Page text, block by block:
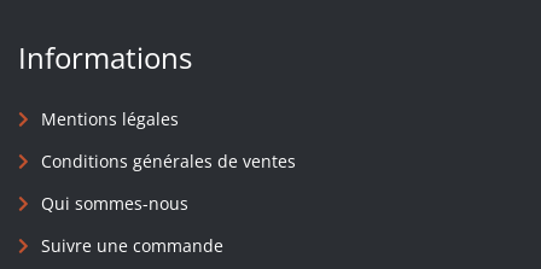
Informations
Mentions légales
Conditions générales de ventes
Qui sommes-nous
Suivre une commande